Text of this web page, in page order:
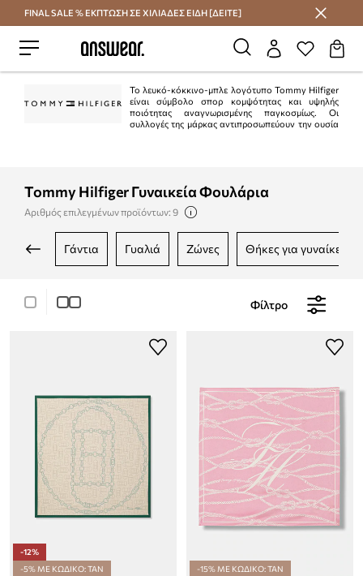
Εξοικονομήστε με το Answear Club
FINAL SALE % ΕΚΠΤΩΣΗ ΣΕ ΧΙΛΙΑΔΕΣ ΕΙΔΗ [ΔΕΙΤΕ]
Το λευκό-κόκκινο-μπλε λογότυπο Tommy Hilfiger
είναι σύμβολο σπορ κομψότητας και υψηλής
ποιότητας αναγνωρισμένης παγκοσμίως. Οι
συλλογές της μάρκας αντιπροσωπεύουν την ουσία
Tommy Hilfiger Γυναικεία Φουλάρια
Αριθμός επιλεγμένων προϊόντων: 9
γάντια γυαλιά ζώνες θήκες για γυναίκες
Φίλτρο
-12%
-5% ΜΕ ΚΩΔΙΚΟ: TAN
-15% ΜΕ ΚΩΔΙΚΟ: TAN